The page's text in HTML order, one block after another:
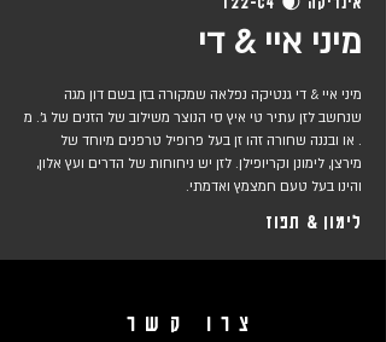
אינדיקה 🌒 T22-C4
מיני איי & די
מיני איי & די גנטיקה נפלאה שמקורה בזן בשם דון מגה
שנחשב לזן עתיר טי איץ סי הנוצר משילוב של הזנים של ג'. מ
. או ובננה שחורה זהו זן בעל פרופיל טרפנים מיוחד של
מירצן, לימונן וקריופילן. לזן יש ניחוחות של הדרים ועץ אלון,
והינו בעל טעם חמצמץ ואדמתי.
לימון & תפוז
צרו קשר